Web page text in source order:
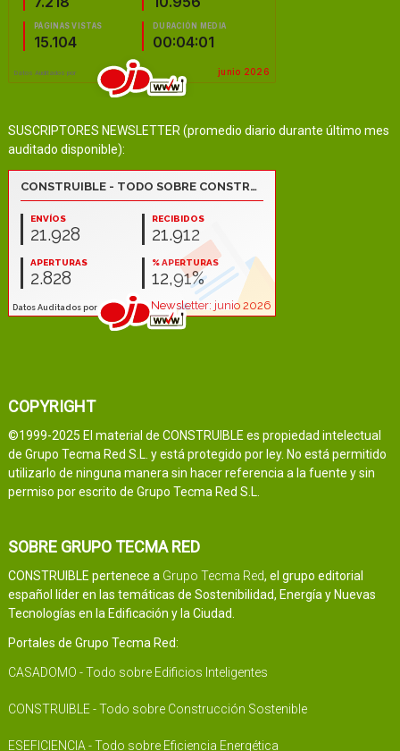
SUSCRIPTORES NEWSLETTER (promedio diario durante último mes
auditado disponible):
COPYRIGHT
©1999-2025 El material de CONSTRUIBLE es propiedad intelectual
de Grupo Tecma Red S.L. y está protegido por ley. No está permitido
utilizarlo de ninguna manera sin hacer referencia a la fuente y sin
permiso por escrito de Grupo Tecma Red S.L.
SOBRE GRUPO TECMA RED
CONSTRUIBLE pertenece a Grupo Tecma Red, el grupo editorial
español líder en las temáticas de Sostenibilidad, Energía y Nuevas
Tecnologías en la Edificación y la Ciudad.
Portales de Grupo Tecma Red:
CASADOMO - Todo sobre Edificios Inteligentes
CONSTRUIBLE - Todo sobre Construcción Sostenible
ESEFICIENCIA - Todo sobre Eficiencia Energética